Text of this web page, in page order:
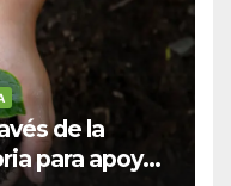
de la
para apoyar